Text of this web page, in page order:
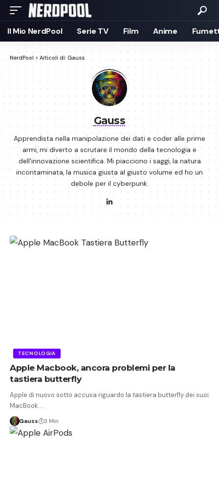
Il Mio NerdPool Serie TV Film Anime
NerdPool > Articoli di: Gauss
Gauss
Apprendista nella manipolazione dei dati e coder alle prime
armi, mi diverto a scrutare il mondo della tecnologia e
dell'innovazione scientifica. Mi piacciono i saggi, la natura
incontaminata, la musica giusta al giusto volume ed ho un
debole per il cyberpunk.
TECNOLOGIA
Apple Macbook, ancora problemi per la
tastiera butterfly
Apple di nuovo sotto accusa riguardo la tastiera butterfly dei suoi
MacBook.…
Gauss 3 Min